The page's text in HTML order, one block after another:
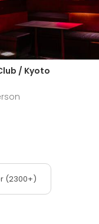
/ Kyoto
(2300+)